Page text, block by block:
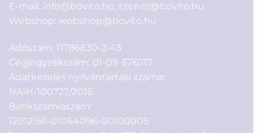
E-mail: info@bovito.hu, szerviz@bovito.hu
Webshop: webshop@bovito.hu
Adószám: 11786630-2-43
Cégjegyzékszám: 01-09-676717
Adatkezelés nyilvántartási száma:
NAIH-100722/2016.
Bankszámlaszám:
12012156-01064096-00100005